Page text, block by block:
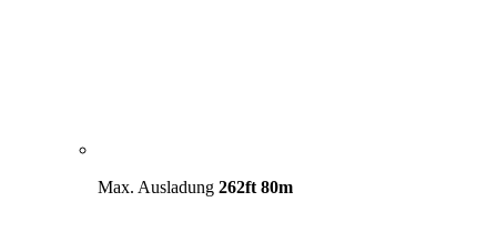
Max. Ausladung 262ft 80m